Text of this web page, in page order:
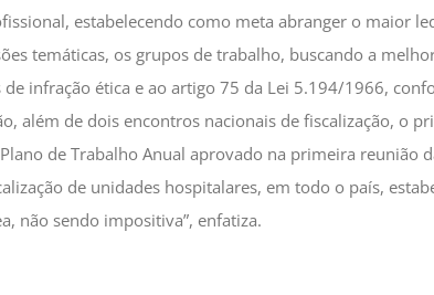
estabelecendo como meta abranger o maior
temáticas, os grupos de trabalho, buscando a
infração ética e ao artigo 75 da Lei 5.194/1966,
além de dois encontros nacionais de fiscalização, o
de Trabalho Anual aprovado na primeira reunião
de unidades hospitalares, em todo o país,
não sendo impositiva”, enfatiza.